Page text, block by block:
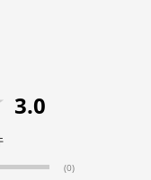
3.0
(0)